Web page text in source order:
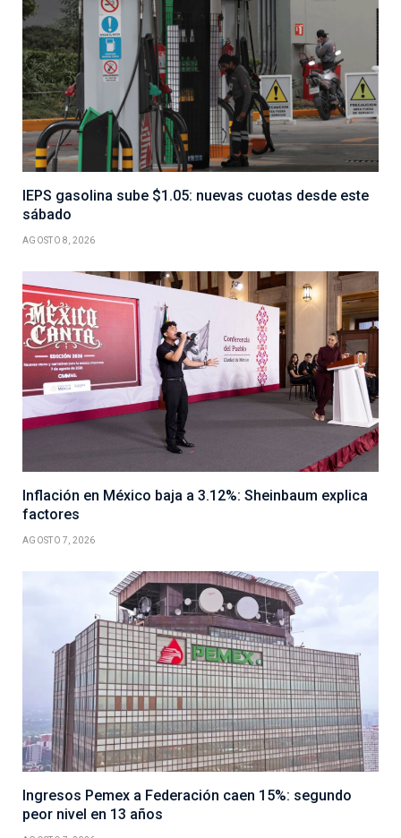
IEPS gasolina sube $1.05: nuevas cuotas desde este
sábado
AGOSTO 8, 2026
Inflación en México baja a 3.12%: Sheinbaum explica
factores
AGOSTO 7, 2026
Ingresos Pemex a Federación caen 15%: segundo
peor nivel en 13 años